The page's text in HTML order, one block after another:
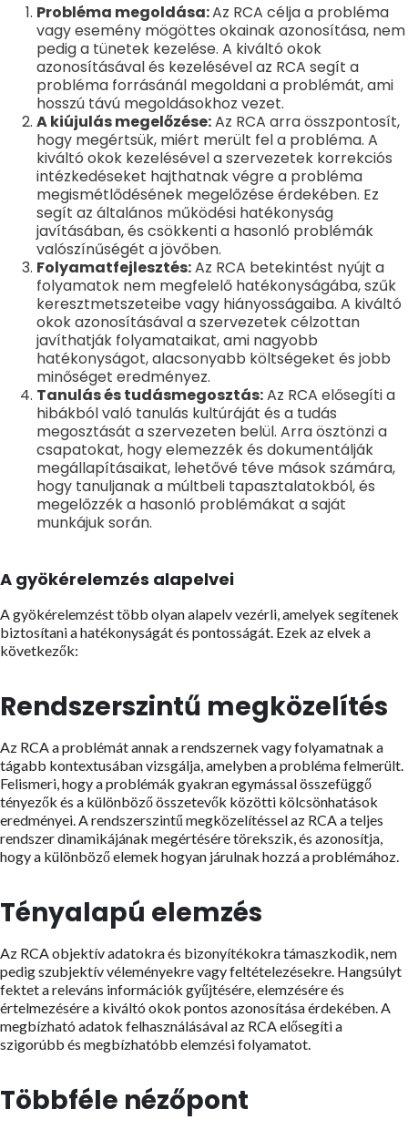
Probléma megoldása:Az RCA célja a probléma
vagy esemény mögöttes okainak azonosítása, nem
pedig a tünetek kezelése. A kiváltó okok
azonosításával és kezelésével az RCA segít a
probléma forrásánál megoldani a problémát, ami
hosszú távú megoldásokhoz vezet.
A kiújulás megelőzése:Az RCA arra összpontosít,
hogy megértsük, miért merült fel a probléma. A
kiváltó okok kezelésével a szervezetek korrekciós
intézkedéseket hajthatnak végre a probléma
megismétlődésének megelőzése érdekében. Ez
segít az általános működési hatékonyság
javításában, és csökkenti a hasonló problémák
valószínűségét a jövőben.
Folyamatfejlesztés:Az RCA betekintést nyújt a
folyamatok nem megfelelő hatékonyságába, szűk
keresztmetszeteibe vagy hiányosságaiba. A kiváltó
okok azonosításával a szervezetek célzottan
javíthatják folyamataikat, ami nagyobb
hatékonyságot, alacsonyabb költségeket és jobb
minőséget eredményez.
Tanulás és tudásmegosztás:Az RCA elősegíti a
hibákból való tanulás kultúráját és a tudás
megosztását a szervezeten belül. Arra ösztönzi a
csapatokat, hogy elemezzék és dokumentálják
megállapításaikat, lehetővé téve mások számára,
hogy tanuljanak a múltbeli tapasztalatokból, és
megelőzzék a hasonló problémákat a saját
munkájuk során.
A gyökérelemzés alapelvei
A gyökérelemzést több olyan alapelv vezérli, amelyek segítenek
biztosítani a hatékonyságát és pontosságát. Ezek az elvek a
következők:
Rendszerszintű megközelítés
Az RCA a problémát annak a rendszernek vagy folyamatnak a
tágabb kontextusában vizsgálja, amelyben a probléma felmerült.
Felismeri, hogy a problémák gyakran egymással összefüggő
tényezők és a különböző összetevők közötti kölcsönhatások
eredményei. A rendszerszintű megközelítéssel az RCA a teljes
rendszer dinamikájának megértésére törekszik, és azonosítja,
hogy a különböző elemek hogyan járulnak hozzá a problémához.
Tényalapú elemzés
Az RCA objektív adatokra és bizonyítékokra támaszkodik, nem
pedig szubjektív véleményekre vagy feltételezésekre. Hangsúlyt
fektet a releváns információk gyűjtésére, elemzésére és
értelmezésére a kiváltó okok pontos azonosítása érdekében. A
megbízható adatok felhasználásával az RCA elősegíti a
szigorúbb és megbízhatóbb elemzési folyamatot.
Többféle nézőpont